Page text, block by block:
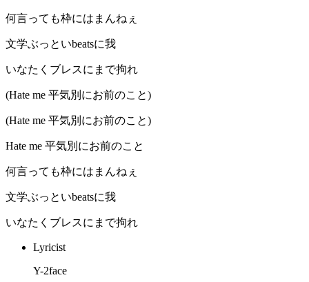
何言っても枠にはまんねぇ
文学ぶっといbeatsに我
いなたくブレスにまで拘れ
(Hate me 平気別にお前のこと)
(Hate me 平気別にお前のこと)
Hate me 平気別にお前のこと
何言っても枠にはまんねぇ
文学ぶっといbeatsに我
いなたくブレスにまで拘れ
Lyricist
Y-2face